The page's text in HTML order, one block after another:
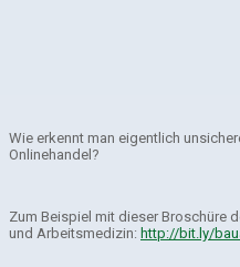
Wie erkennt man eigentlich
Onlinehandel?
Zum Beispiel mit dieser Broschüre
und Arbeitsmedizin: http://bit.ly/